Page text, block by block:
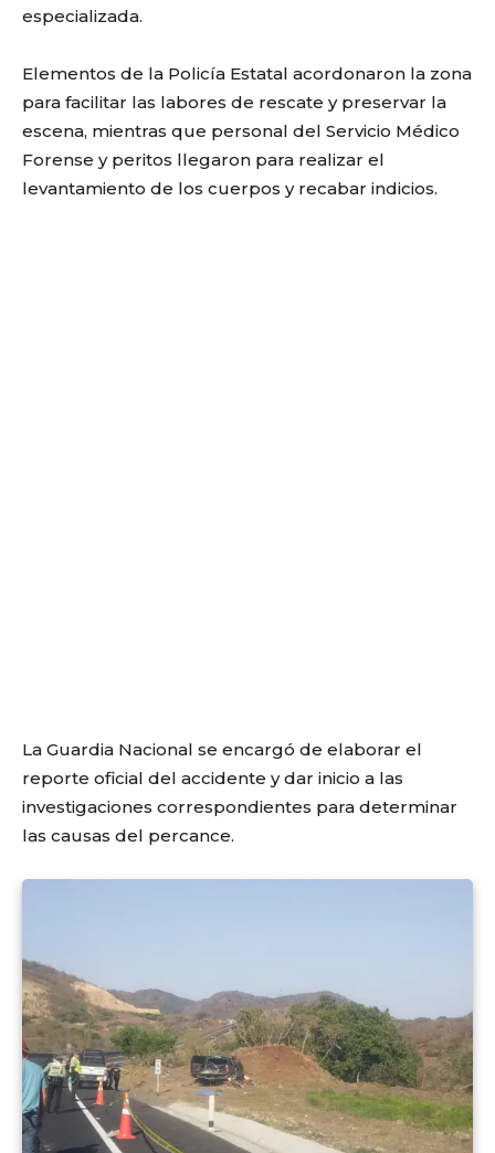
especializada.
Elementos de la Policía Estatal acordonaron la zona
para facilitar las labores de rescate y preservar la
escena, mientras que personal del Servicio Médico
Forense y peritos llegaron para realizar el
levantamiento de los cuerpos y recabar indicios.
La Guardia Nacional se encargó de elaborar el
reporte oficial del accidente y dar inicio a las
investigaciones correspondientes para determinar
las causas del percance.